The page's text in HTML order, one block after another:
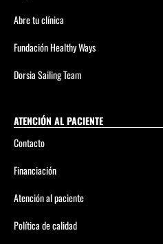
Abre tu clínica
Fundación Healthy Ways
Dorsia Sailing Team
ATENCIÓN AL PACIENTE
Contacto
Financiación
Atención al paciente
Política de calidad